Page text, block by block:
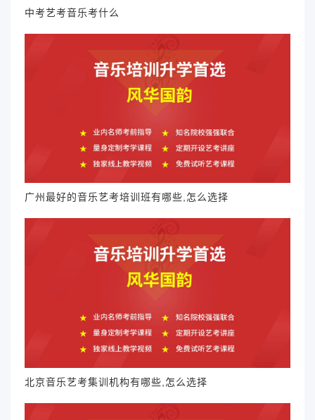
中考艺考音乐考什么
广州最好的音乐艺考培训班有哪些,怎么选择
北京音乐艺考集训机构有哪些,怎么选择